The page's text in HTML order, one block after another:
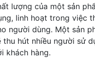
lượng của một sản
linh hoạt trong việc
người dùng. Một sản
thu hút nhiều người sử
khách hàng.